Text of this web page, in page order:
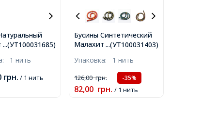
...(УТ100031685)
Сердце,
49шт/38см/
1 нить
грн. / 1 нить
...(УТ100031403)
Бусины Синтетический
Малахит Окрашенные
Отверстие 1мм, около
43шт/36см/нить,
Упаковка: 1 нить
126,00грн. -35%
82,00 грн. / 1 нить